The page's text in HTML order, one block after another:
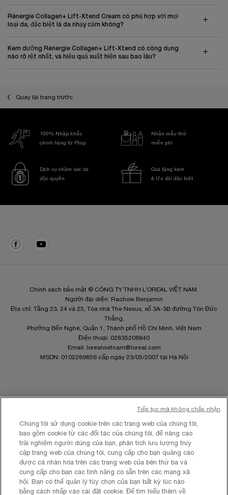
Rénergie Collagen+ Lift-Xtend Cream có phù hợp với mọi
loại da, đặc biệt là da nhạy cảm không?
Kem dưỡng Rénergie Collagen+ Lift-Xtend có công dụng
nào rõ rệt nhất, và hiệu quả xuất hiện sau bao lâu?
Quay lại trang trước
100% Nhập khẩu
chính hãng từ Pháp
Nhận mẫu thử
miễn phí
Dịch vụ chăm sóc da
độc quyền
Quà tặng kèm
& Ưu đãi đặc biệt
Chính sách bảo mật © CÔNG TY TNHH L’OREAL VIỆT NAM.
Người đại diện: Rachow Benjamin
Địa chỉ: Tầng 23, 24 và 25, Tòa nhà The Nexus, số 3A-3B đường Tôn Đức
Thắng,
Phường Bến Nghé, Quận 1, Thành phố Hồ Chí Minh, Việt Nam
Điện thoại: 02835208840
Email:
lorealvietnam@loreal.com
MSDN: 0102289856 cấp ngày 23/05/2007 tại Hà Nội
Điều khoản và Điều kiện
Chính sách quyền riêng tư
Cài Đặt Cookies
Chúng tôi sử dụng cookie trên các trang web của chúng tôi,
bao gồm cookie từ các đối tác của chúng tôi, để nâng cao
trải nghiệm người dùng của bạn, phân tích lưu lượng truy
cập trang web của chúng tôi, cung cấp cho bạn quảng cáo
được cá nhân hóa trên các trang web của bên thứ ba và
cung cấp cho bạn các tính năng có sẵn trên các mạng xã
hội. Bạn có thể quản lý tùy chọn của bạn bất kỳ lúc nào
bằng cách nhấp vào cài đặt cookie. Để tìm hiểu thêm về
Tiếp tục mà không chấp nhận